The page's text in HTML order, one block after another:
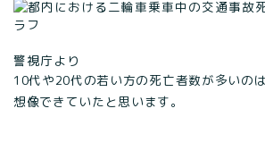
警視庁より
10代や20代の若い方の死亡者数が多いの
想像できていたと思います。